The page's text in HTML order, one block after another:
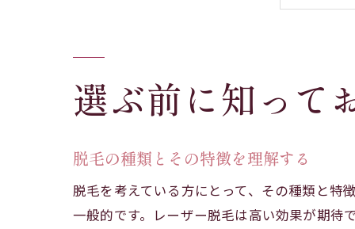
脱
選ぶ前に知って
脱毛の種類とその特徴を理解する
脱毛を考えている方にとって、その種類と特
一般的です。レーザー脱毛は高い効果が期待